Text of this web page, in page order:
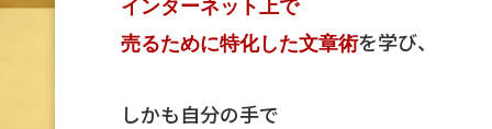
インターネット上で
売るために特化した文章術を学び、
しかも自分の手で